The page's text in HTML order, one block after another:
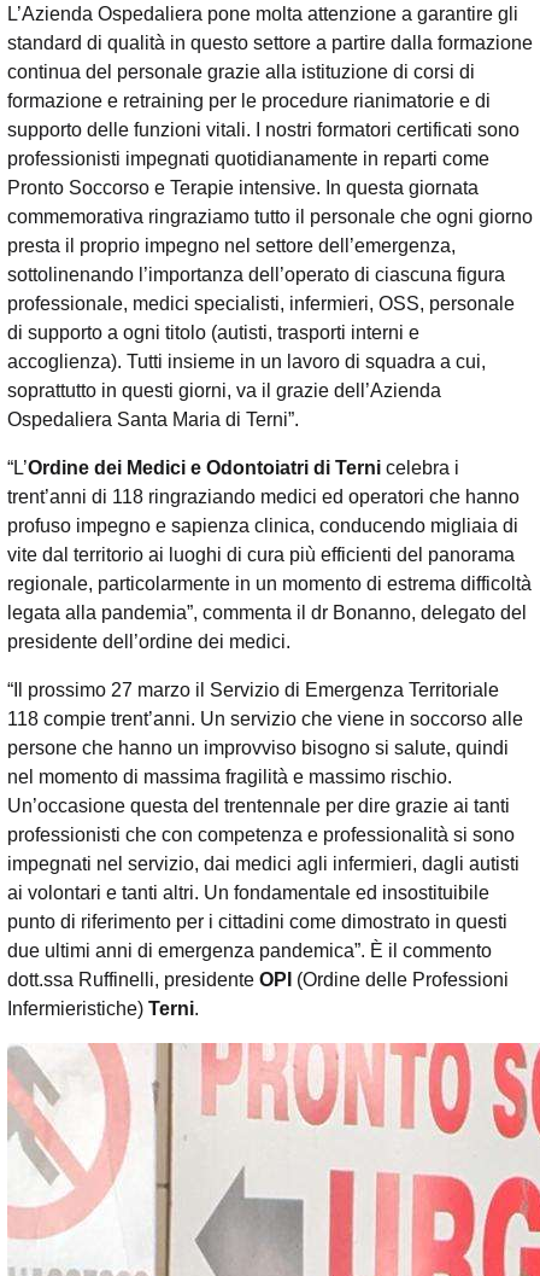
L’Azienda Ospedaliera pone molta attenzione a garantire gli
standard di qualità in questo settore a partire dalla formazione
continua del personale grazie alla istituzione di corsi di
formazione e retraining per le procedure rianimatorie e di
supporto delle funzioni vitali. I nostri formatori certificati sono
professionisti impegnati quotidianamente in reparti come
Pronto Soccorso e Terapie intensive. In questa giornata
commemorativa ringraziamo tutto il personale che ogni giorno
presta il proprio impegno nel settore dell’emergenza,
sottolinenando l’importanza dell’operato di ciascuna figura
professionale, medici specialisti, infermieri, OSS, personale
di supporto a ogni titolo (autisti, trasporti interni e
accoglienza). Tutti insieme in un lavoro di squadra a cui,
soprattutto in questi giorni, va il grazie dell’Azienda
Ospedaliera Santa Maria di Terni”.
“L’Ordine dei Medici e Odontoiatri di Terni celebra i
trent’anni di 118 ringraziando medici ed operatori che hanno
profuso impegno e sapienza clinica, conducendo migliaia di
vite dal territorio ai luoghi di cura più efficienti del panorama
regionale, particolarmente in un momento di estrema difficoltà
legata alla pandemia”, commenta il dr Bonanno, delegato del
presidente dell’ordine dei medici.
“Il prossimo 27 marzo il Servizio di Emergenza Territoriale
118 compie trent’anni. Un servizio che viene in soccorso alle
persone che hanno un improvviso bisogno si salute, quindi
nel momento di massima fragilità e massimo rischio.
Un’occasione questa del trentennale per dire grazie ai tanti
professionisti che con competenza e professionalità si sono
impegnati nel servizio, dai medici agli infermieri, dagli autisti
ai volontari e tanti altri. Un fondamentale ed insostituibile
punto di riferimento per i cittadini come dimostrato in questi
due ultimi anni di emergenza pandemica”. È il commento
dott.ssa Ruffinelli, presidente OPI (Ordine delle Professioni
Infermieristiche) Terni.